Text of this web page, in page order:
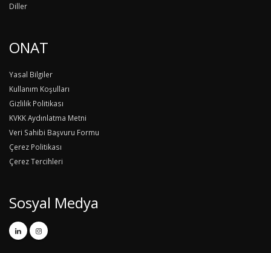
Diller
ONAT
Yasal Bilgiler
Kullanım Koşulları
Gizlilik Politikası
KVKK Aydınlatma Metni
Veri Sahibi Başvuru Formu
Çerez Politikası
Çerez Tercihleri
Sosyal Medya